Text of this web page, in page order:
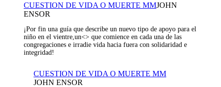
CUESTION DE VIDA O MUERTE MMJOHN
ENSOR
¡Por fin una guía que describe un nuevo tipo de apoyo para el
niño en el vientre,un<> que comience en cada una de las
congregaciones e irradie vida hacia fuera con solidaridad e
integridad!
CUESTION DE VIDA O MUERTE MM
JOHN ENSOR